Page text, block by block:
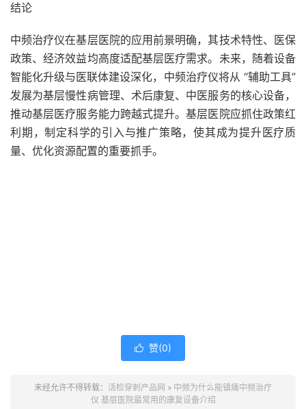
结论
中频治疗仪在基层医院的应用前景明确，其技术特性、医保
政策、经济效益均高度适配基层医疗需求。未来，随着设备
智能化升级与医联体建设深化，中频治疗仪将从 “辅助工具”
发展为基层慢性病管理、术后康复、中医服务的核心设备，
推动基层医疗服务能力跨越式提升。基层医院应抓住政策红
利期，制定科学的引入与推广策略，使其成为提升医疗质
量、优化资源配置的重要抓手。
 赞(0)
未经允许不得转载： 活检穿刺产品网 » 中频为什么能镇痛中频治疗
仪 基层医院最常用的康复设备介绍